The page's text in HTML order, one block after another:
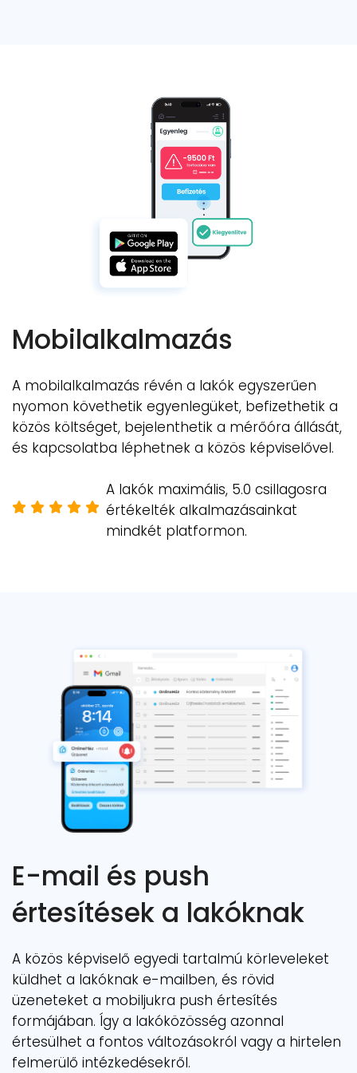
Mobilalkalmazás
A mobilalkalmazás révén a lakók egyszerűen
nyomon követhetik egyenlegüket, befizethetik a
közös költséget, bejelenthetik a mérőóra állását,
és kapcsolatba léphetnek a közös képviselővel.
A lakók maximális, 5.0 csillagosra
értékelték alkalmazásainkat
mindkét platformon.
E-mail és push
értesítések a lakóknak
A közös képviselő egyedi tartalmú körleveleket
küldhet a lakóknak e-mailben, és rövid
üzeneteket a mobiljukra push értesítés
formájában. Így a lakóközösség azonnal
értesülhet a fontos változásokról vagy a hirtelen
felmerülő intézkedésekről.